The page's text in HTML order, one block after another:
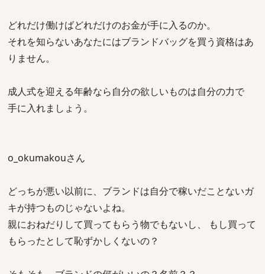
どれだけ働けばどれだけのお金が手に入るのか。
それを知らないあなたにはブランドバッグを買う資格はあ
りません。
成人式を迎える年齢なら自分の欲しいものは自分の力で
手に入れましょう。
o_okumakouさん
どっちが悪い以前に、ブランドは自分で稼いだことないガ
キが持つものじゃないよね。
親におねだりして買ってもらう物でもないし、 もし買って
もらったとして恥ずかしくないの？